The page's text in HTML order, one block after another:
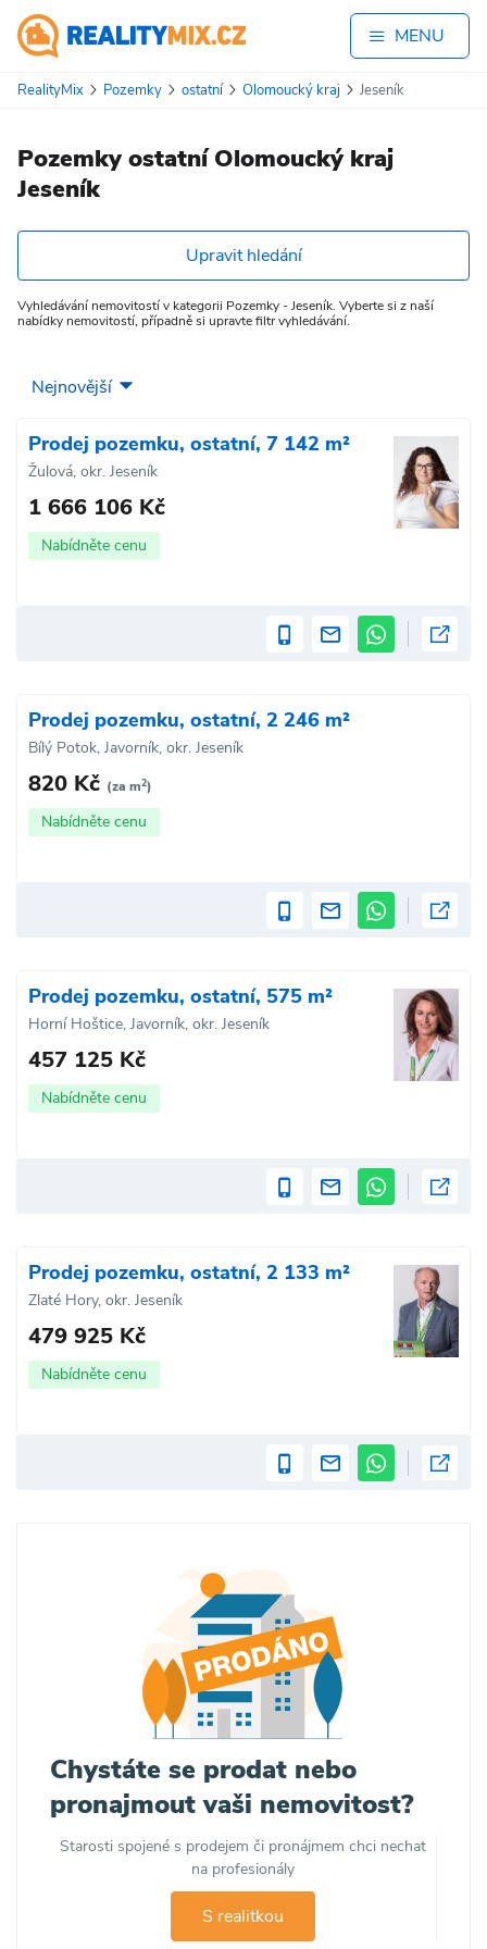
MENU
RealityMix Pozemky ostatní Olomoucký kraj Jeseník
Pozemky ostatní Olomoucký kraj
Jeseník
Upravit hledání
Vyhledávání nemovitostí v kategorii Pozemky - Jeseník. Vyberte si z naší
nabídky nemovitostí, případně si upravte filtr vyhledávání.
Prodej pozemku, ostatní, 7 142 m²
Žulová, okr. Jeseník
1 666 106 Kč
Nabídněte cenu
Prodej pozemku, ostatní, 2 246 m²
Bílý Potok, Javorník, okr. Jeseník
820 Kč (za m2)
Nabídněte cenu
Prodej pozemku, ostatní, 575 m²
Horní Hoštice, Javorník, okr. Jeseník
457 125 Kč
Nabídněte cenu
Prodej pozemku, ostatní, 2 133 m²
Zlaté Hory, okr. Jeseník
479 925 Kč
Nabídněte cenu
Chystáte se prodat nebo
pronajmout vaši nemovitost?
Starosti spojené s prodejem či pronájmem chci nechat
na profesionály
S realitkou